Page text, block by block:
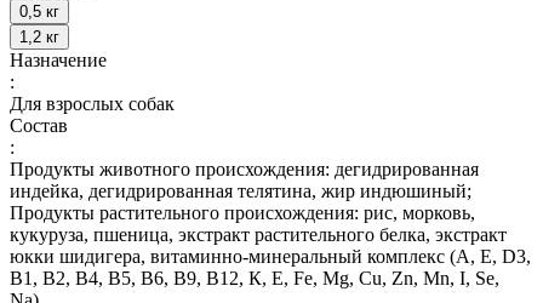
0,5 кг
1,2 кг
Назначение
:
Для взрослых собак
Состав
:
Продукты животного происхождения: дегидрированная
индейка, дегидрированная телятина, жир индюшиный;
Продукты растительного происхождения: рис, морковь,
кукуруза, пшеница, экстракт растительного белка, экстракт
юкки шидигера, витаминно-минеральный комплекс (А, E, D3,
В1, В2, В4, В5, В6, В9, В12, К, Е, Fe, Mg, Cu, Zn, Mn, I, Se,